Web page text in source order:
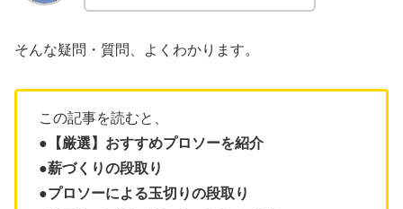
そんな疑問・質問、よくわかります。
この記事を読むと、
●【厳選】おすすめプロソーを紹介
●薪づくりの段取り
●プロソーによる玉切りの段取り